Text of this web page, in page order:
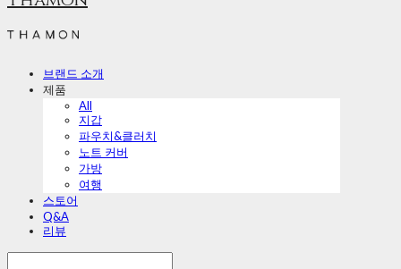
브랜드 소개
제품
All
지갑
파우치&클러치
노트 커버
가방
여행
스토어
Q&A
리뷰